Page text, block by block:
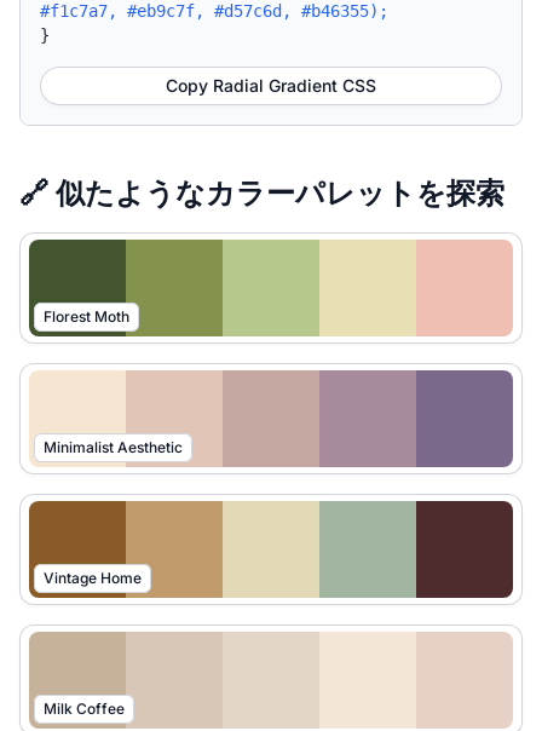
#f1c7a7, #eb9c7f, #d57c6d, #b46355);
}
Copy Radial Gradient CSS
🔗 似たようなカラーパレットを探索
Florest Moth
Minimalist Aesthetic
Vintage Home
Milk Coffee